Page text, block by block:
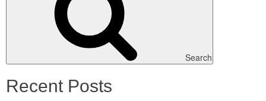
Search
Recent Posts